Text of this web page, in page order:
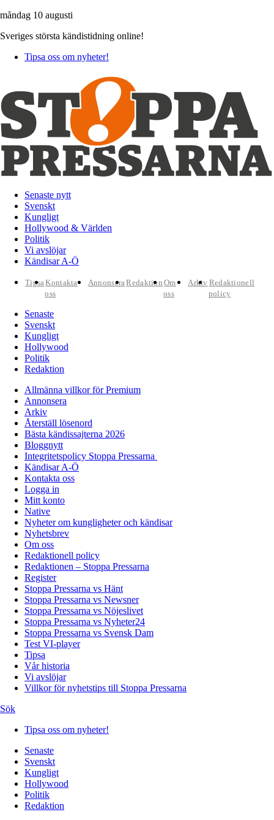
måndag 10 augusti
Sveriges största kändistidning online!
Tipsa oss om nyheter!
Senaste nytt
Svenskt
Kungligt
Hollywood & Världen
Politik
Vi avslöjar
Kändisar A-Ö
TipsaKontakta
oss
AnnonseraRedaktion Om
oss
Arkiv Redaktionell
policy
Senaste
Svenskt
Kungligt
Hollywood
Politik
Redaktion
Allmänna villkor för Premium
Annonsera
Arkiv
Återställ lösenord
Bästa kändissajterna 2026
Bloggnytt
Integritetspolicy Stoppa Pressarna
Kändisar A-Ö
Kontakta oss
Logga in
Mitt konto
Native
Nyheter om kungligheter och kändisar
Nyhetsbrev
Om oss
Redaktionell policy
Redaktionen – Stoppa Pressarna
Register
Stoppa Pressarna vs Hänt
Stoppa Pressarna vs Newsner
Stoppa Pressarna vs Nöjeslivet
Stoppa Pressarna vs Nyheter24
Stoppa Pressarna vs Svensk Dam
Test VI-player
Tipsa
Vår historia
Vi avslöjar
Villkor för nyhetstips till Stoppa Pressarna
Sök
Tipsa oss om nyheter!
Senaste
Svenskt
Kungligt
Hollywood
Politik
Redaktion